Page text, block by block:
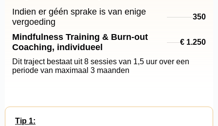
Indien er géén sprake is van enige
vergoeding
350
Mindfulness Training & Burn-out
Coaching, individueel
€ 1.250
Dit traject bestaat uit 8 sessies van 1,5 uur over een
periode van maximaal 3 maanden
Tip 1: